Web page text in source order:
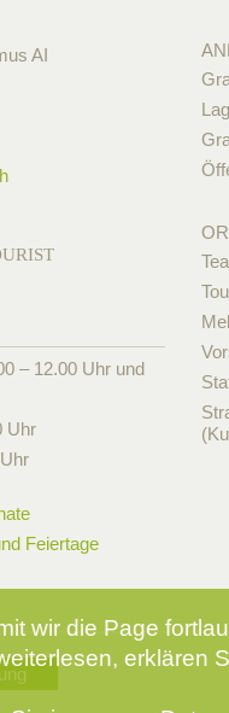
AI
– 12.00 Uhr und
Uhr
Feiertage
wir die Page